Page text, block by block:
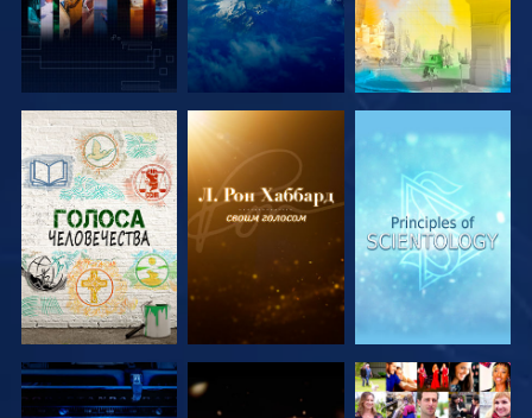
СМОТРЕТЬ
ПЕРЕДАЧИ
СМОТРЕТЬ
ПЕРЕДАЧИ
СМОТРЕТЬ
ПЕРЕДАЧИ